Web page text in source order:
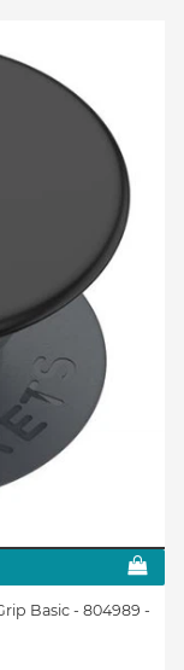
Basic - 804989 -